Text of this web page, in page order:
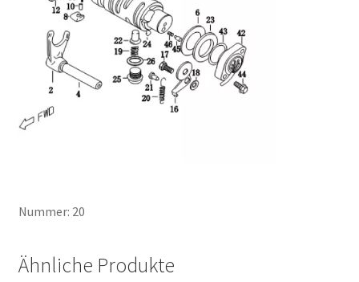
Nummer: 20
Ähnliche Produkte